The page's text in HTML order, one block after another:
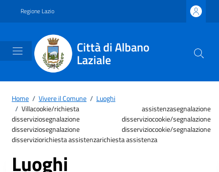
Regione Lazio
Città di Albano
Laziale
Home / Vivere il Comune / Luoghi
/ Villacookie/richiesta assistenzasegnalazione
disserviziosegnalazione disserviziocookie/segnalazione
disserviziosegnalazione disserviziocookie/segnalazione
disserviziorichiesta assistenzarichiesta assistenza
Luoghi